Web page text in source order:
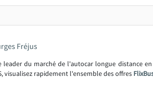
Fréjus
leader du marché de l'autocar longue distance
visualisez rapidement l'ensemble des offres